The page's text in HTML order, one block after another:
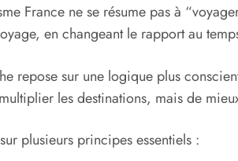
France ne se résume pas à
en changeant le rapport au
repose sur une logique plus
les destinations, mais de
plusieurs principes essentiels :